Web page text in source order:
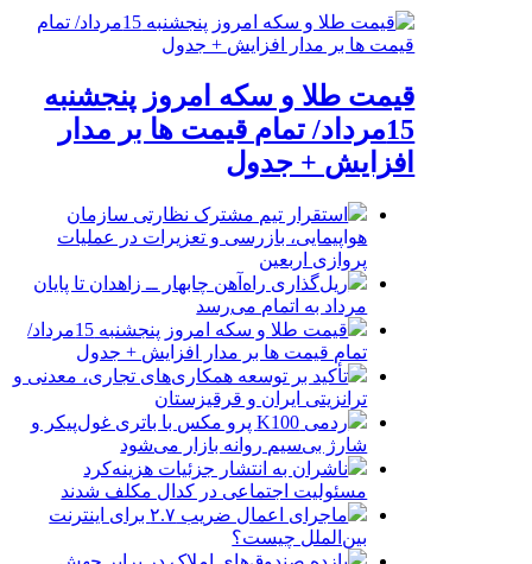
قیمت طلا و سکه امروز پنجشنبه
15مرداد/ تمام قیمت ها بر مدار
افزایش + جدول
استقرار تیم مشترک نظارتی سازمان
هواپیمایی، بازرسی و تعزیرات در عملیات
پروازی اربعین
ریل‌گذاری راه‌آهن چابهار ــ زاهدان تا پایان
مرداد به اتمام می‌رسد
قیمت طلا و سکه امروز پنجشنبه 15مرداد/
تمام قیمت ها بر مدار افزایش + جدول
تأکید بر توسعه همکاری‌های تجاری، معدنی و
ترانزیتی ایران و قرقیزستان
ردمی K100 پرو مکس با باتری غول‌پیکر و
شارژ بی‌سیم روانه بازار می‌شود
ناشران به انتشار جزئیات هزینه‌کرد
مسئولیت اجتماعی در کدال مکلف شدند
ماجرای اعمال ضریب ۲.۷ برای اینترنت
بین‌الملل چیست؟